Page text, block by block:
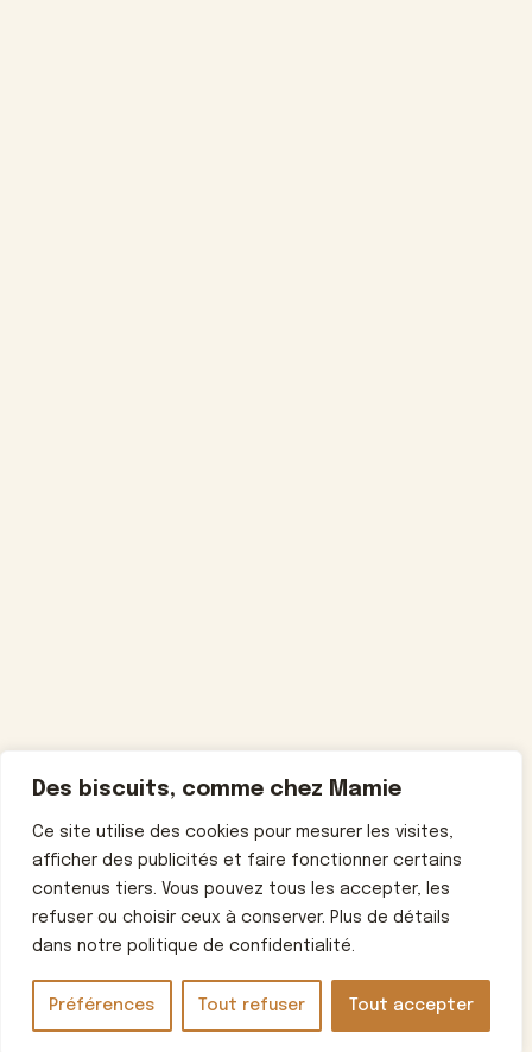
Des biscuits, comme chez Mamie
Ce site utilise des cookies pour mesurer les visites,
afficher des publicités et faire fonctionner certains
contenus tiers. Vous pouvez tous les accepter, les
refuser ou choisir ceux à conserver. Plus de détails
dans notre politique de confidentialité.
Préférences Tout refuser Tout accepter